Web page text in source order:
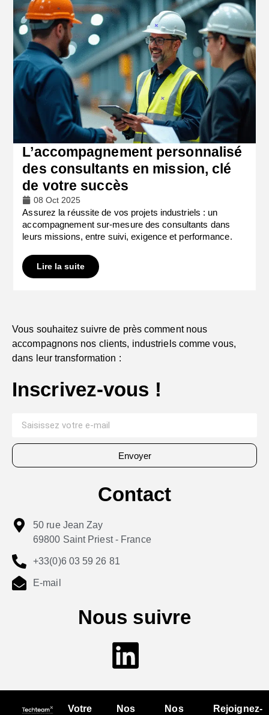
L’accompagnement personnalisé
des consultants en mission, clé
de votre succès
08 Oct 2025
Assurez la réussite de vos projets industriels : un
accompagnement sur-mesure des consultants dans
leurs missions, entre suivi, exigence et performance.
Lire la suite
Vous souhaitez suivre de près comment nous
accompagnons nos clients, industriels comme vous,
dans leur transformation :
Inscrivez-vous !
Envoyer
Contact
50 rue Jean Zay
69800 Saint Priest - France
+33(0)6 03 59 26 81
E-mail
Nous suivre
Votre
Nos
Nos
Rejoignez-